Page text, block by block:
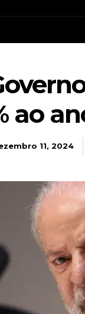
ao
11, 2024